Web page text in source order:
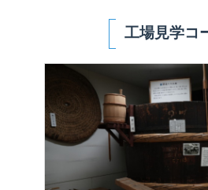
工場見学コ